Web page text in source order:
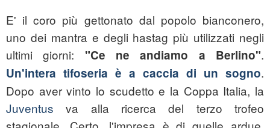
E' il coro più gettonato dal popolo bianconero,
uno dei mantra e degli hastag più utilizzati negli
ultimi giorni: "Ce ne andiamo a Berlino".
Un'intera tifoseria è a caccia di un sogno.
Dopo aver vinto lo scudetto e la Coppa Italia, la
Juventus va alla ricerca del terzo trofeo